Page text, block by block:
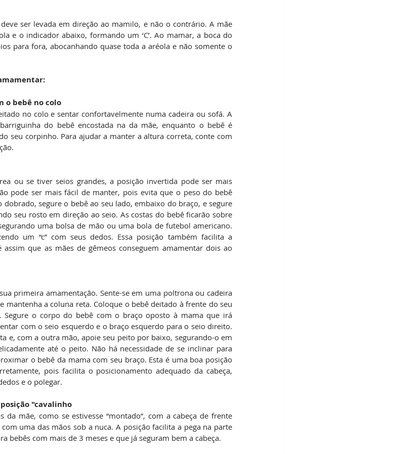
ser levada em direção ao mamilo, e não o contrário. A mãe
e o indicador abaixo, formando um ‘C’. Ao mamar, a boca do
para fora, abocanhando quase toda a aréola e não somente o
o bebê no colo
no colo e sentar confortavelmente numa cadeira ou sofá. A
do bebê encostada na da mãe, enquanto o bebê é
seu corpinho. Para ajudar a manter a altura correta, conte com
ou se tiver seios grandes, a posição invertida pode ser mais
pode ser mais fácil de manter, pois evita que o peso do bebê
segure o bebê ao seu lado, embaixo do braço, e segure
seu rosto em direção ao seio. As costas do bebê ficarão sobre
uma bolsa de mão ou uma bola de futebol americano.
um “c” com seus dedos. Essa posição também facilita a
que as mães de gêmeos conseguem amamentar dois ao
primeira amamentação. Sente-se em uma poltrona ou cadeira
mantenha a coluna reta. Coloque o bebê deitado à frente do seu
Segure o corpo do bebê com o braço oposto à mama que irá
com o seio esquerdo e o braço esquerdo para o seio direito.
e, com a outra mão, apoie seu peito por baixo, segurando-o em
até o peito. Não há necessidade de se inclinar para
o bebê da mama com seu braço. Esta é uma boa posição
pois facilita o posicionamento adequado da cabeça,
e o polegar.
"cavalinho
mãe, como se estivesse “montado”, com a cabeça de frente
uma das mãos sob a nuca. A posição facilita a pega na parte
bebês com mais de 3 meses e que já seguram bem a cabeça.